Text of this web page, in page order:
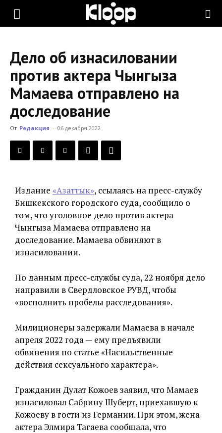
KLOOP.KG
Новости
Кыргызстана
Дело об изнасиловании
против актера Чынгыза
Мамаева отправлено на
доследование
От Редакция - 06 декабря 2022
Издание «Азаттык», ссылаясь на пресс-службу
Бишкекского городского суда, сообщило о
том, что уголовное дело против актера
Чынгыза Мамаева отправлено на
доследование. Мамаева обвиняют в
изнасиловании.
По данным пресс-службы суда, 22 ноября дело
направили в Свердловское РУВД, чтобы
«восполнить пробелы расследования».
Милиционеры задержали Мамаева в начале
апреля 2022 года — ему предъявили
обвинения по статье «Насильственные
действия сексуального характера».
Гражданин Дулат Кожоев заявил, что Мамаев
изнасиловал Сабрину Шуберт, приехавшую к
Кожоеву в гости из Германии. При этом, жена
актера Элмира Тагаева сообщала, что